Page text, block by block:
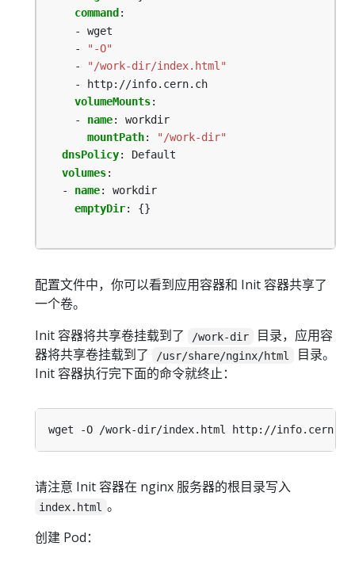
command :
- wget
-
"-O"
-
"/work-dir/index.html"
- http://info.cern.ch
volumeMounts:
- name:
workdir
mountPath:
"/work-dir"
dnsPolicy:
Default
volumes:
- name:
workdir
emptyDir: {}
配置文件中，你可以看到应用容器和 Init 容器共享了
一个卷。
Init 容器将共享卷挂载到了
/work-dir
目录，应用容
器将共享卷挂载到了
/usr/share/nginx/html
目录。
Init 容器执行完下面的命令就终止：
请注意 Init 容器在 nginx 服务器的根目录写入
index.html 。
创建 Pod：